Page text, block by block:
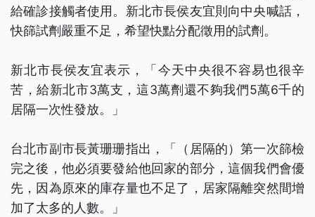
給確診接觸者使用。新北市長侯友宜則向中央喊話，
快篩試劑嚴重不足，希望快點分配徵用的試劑。
新北市長侯友宜表示，「今天中央很不容易也很辛
苦，給新北市3萬支，這3萬劑還不夠我們5萬6千的
居隔一次性發放。」
台北市副市長黃珊珊指出，「（居隔的）第一次篩檢
完之後，他必須要發給他回家的部分，這個我們會優
先，因為原來的庫存量也不足了，居家隔離突然間增
加了太多的人數。」